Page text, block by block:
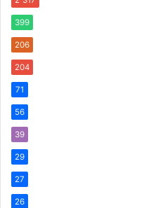
399
206
204
71
56
39
29
27
26